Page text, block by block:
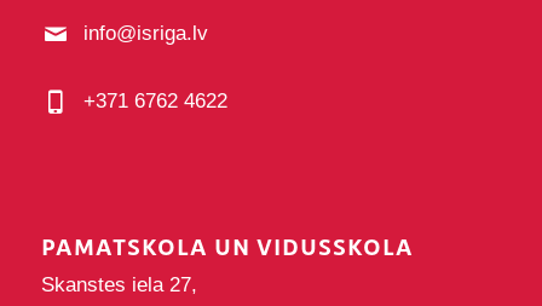
info@isriga.lv
+371 6762 4622
PAMATSKOLA UN VIDUSSKOLA
Skanstes iela 27,